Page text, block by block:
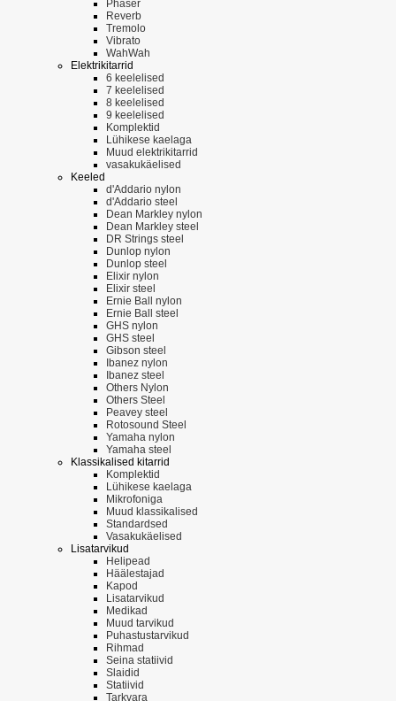
Phaser
Reverb
Tremolo
Vibrato
WahWah
Elektrikitarrid
6 keelelised
7 keelelised
8 keelelised
9 keelelised
Komplektid
Lühikese kaelaga
Muud elektrikitarrid
vasakukäelised
Keeled
d'Addario nylon
d'Addario steel
Dean Markley nylon
Dean Markley steel
DR Strings steel
Dunlop nylon
Dunlop steel
Elixir nylon
Elixir steel
Ernie Ball nylon
Ernie Ball steel
GHS nylon
GHS steel
Gibson steel
Ibanez nylon
Ibanez steel
Others Nylon
Others Steel
Peavey steel
Rotosound Steel
Yamaha nylon
Yamaha steel
Klassikalised kitarrid
Komplektid
Lühikese kaelaga
Mikrofoniga
Muud klassikalised
Standardsed
Vasakukäelised
Lisatarvikud
Helipead
Häälestajad
Kapod
Lisatarvikud
Medikad
Muud tarvikud
Puhastustarvikud
Rihmad
Seina statiivid
Slaidid
Statiivid
Tarkvara